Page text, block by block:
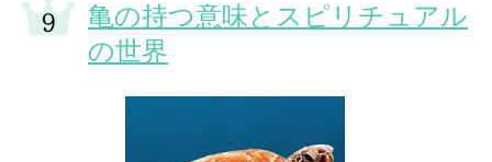
亀の持つ意味とスピリチュアル
の世界